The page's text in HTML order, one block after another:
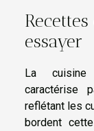
essayer
La cuisine
caractérise
reflétant les
bordent